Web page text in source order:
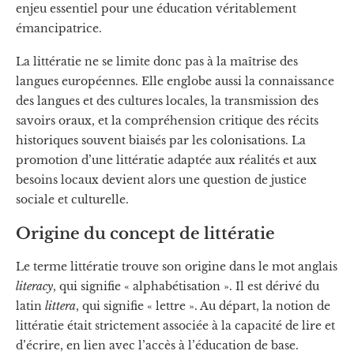
enjeu essentiel pour une éducation véritablement
émancipatrice.
La littératie ne se limite donc pas à la maîtrise des
langues européennes. Elle englobe aussi la connaissance
des langues et des cultures locales, la transmission des
savoirs oraux, et la compréhension critique des récits
historiques souvent biaisés par les colonisations. La
promotion d’une littératie adaptée aux réalités et aux
besoins locaux devient alors une question de justice
sociale et culturelle.
Origine du concept de littératie
Le terme littératie trouve son origine dans le mot anglais
literacy, qui signifie « alphabétisation ». Il est dérivé du
latin littera, qui signifie « lettre ». Au départ, la notion de
littératie était strictement associée à la capacité de lire et
d’écrire, en lien avec l’accès à l’éducation de base.